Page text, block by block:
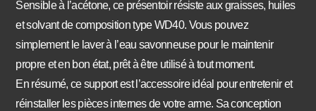
Sensible à l’acétone, ce présentoir résiste aux graisses, huiles
et solvant de composition type WD40. Vous pouvez
simplement le laver à l’eau savonneuse pour le maintenir
propre et en bon état, prêt à être utilisé à tout moment.
En résumé, ce support est l’accessoire idéal pour entretenir et
réinstaller les pièces internes de votre arme. Sa conception